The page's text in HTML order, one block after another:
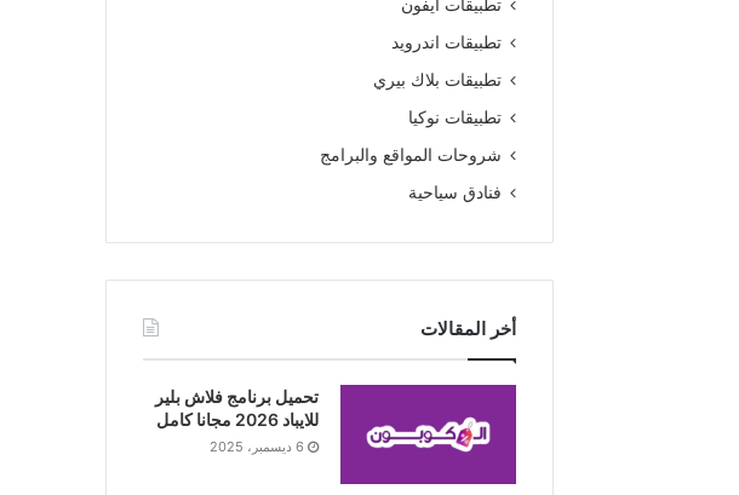
تطبيقات أيفون
تطبيقات اندرويد
تطبيقات بلاك بيري
تطبيقات نوكيا
شروحات المواقع والبرامج
فنادق سياحية
أخر المقالات
تحميل برنامج فلاش بلير
للايباد 2026 مجانا كامل
6 ديسمبر، 2025